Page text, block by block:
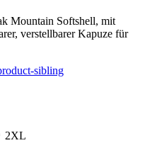
Mountain Softshell, mit
verstellbarer Kapuze für
2XL